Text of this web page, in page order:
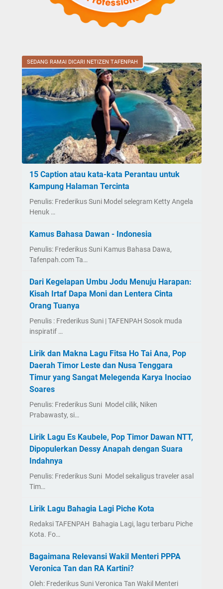
SEDANG RAMAI DICARI NETIZEN TAFENPAH
15 Caption atau kata-kata Perantau untuk
Kampung Halaman Tercinta
Penulis: Frederikus Suni Model selegram Ketty Angela
Henuk …
Kamus Bahasa Dawan - Indonesia
Penulis: Frederikus Suni Kamus Bahasa Dawa,
Tafenpah.com Ta…
Dari Kegelapan Umbu Jodu Menuju Harapan:
Kisah Irtaf Dapa Moni dan Lentera Cinta
Orang Tuanya
Penulis : Frederikus Suni | TAFENPAH Sosok muda
inspiratif …
Lirik dan Makna Lagu Fitsa Ho Tai Ana, Pop
Daerah Timor Leste dan Nusa Tenggara
Timur yang Sangat Melegenda Karya Inociao
Soares
Penulis: Frederikus Suni Model cilik, Niken
Prabawasty, si…
Lirik Lagu Es Kaubele, Pop Timor Dawan NTT,
Dipopulerkan Dessy Anapah dengan Suara
Indahnya
Penulis: Frederikus Suni Model sekaligus traveler asal
Tim…
Lirik Lagu Bahagia Lagi Piche Kota
Redaksi TAFENPAH Bahagia Lagi, lagu terbaru Piche
Kota. Fo…
Bagaimana Relevansi Wakil Menteri PPPA
Veronica Tan dan RA Kartini?
Oleh: Frederikus Suni Veronica Tan Wakil Menteri